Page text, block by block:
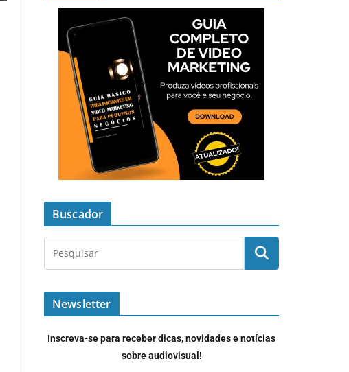
Buscador
Newsletter
Inscreva-se para receber dicas, novidades e notícias
sobre audiovisual!